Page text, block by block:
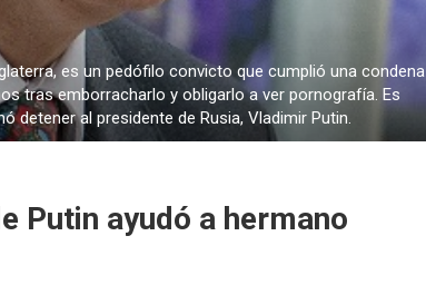
es un pedófilo convicto que cumplió una condena
tras emborracharlo y obligarlo a ver pornografía. Es
detener al presidente de Rusia, Vladimir Putin.
Putin ayudó a hermano